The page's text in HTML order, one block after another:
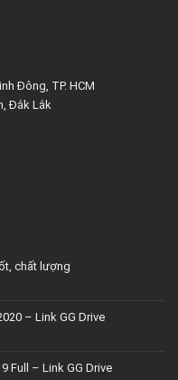
Đông, TP. HCM
Đắk Lắk
chất lượng
– Link GG Drive
Full – Link GG Drive